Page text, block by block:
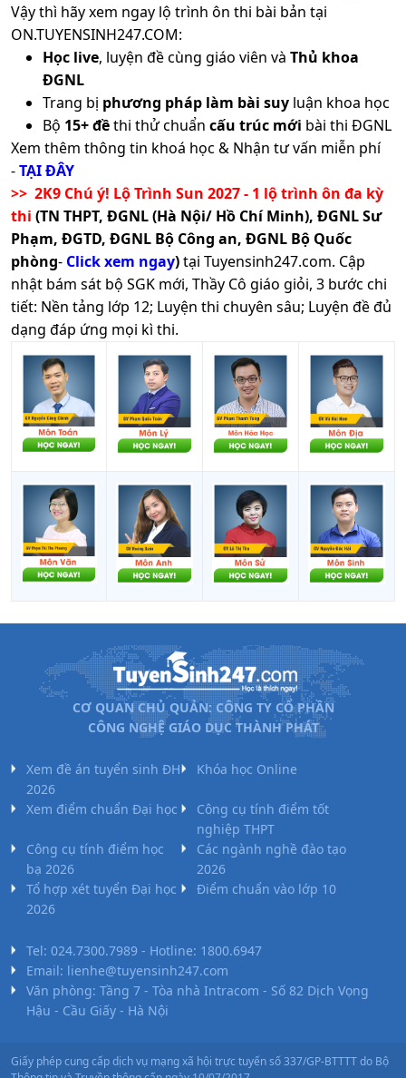
Vậy thì hãy xem ngay lộ trình ôn thi bài bản tại
ON.TUYENSINH247.COM:
Học live, luyện đề cùng giáo viên và Thủ khoa
ĐGNL
Trang bị phương pháp làm bài suy luận khoa học
Bộ 15+ đềthi thử chuẩn cấu trúc mới bài thi ĐGNL
Xem thêm thông tin khoá học & Nhận tư vấn miễn phí
-TẠI ĐÂY
>> 2K9 Chú ý! Lộ Trình Sun 2027 - 1 lộ trình ôn đa kỳ
thi (TN THPT, ĐGNL (Hà Nội/ Hồ Chí Minh), ĐGNL Sư
Phạm, ĐGTD, ĐGNL Bộ Công an, ĐGNL Bộ Quốc
phòng- Click xem ngay)tại Tuyensinh247.com. Cập
nhật bám sát bộ SGK mới, Thầy Cô giáo giỏi, 3 bước chi
tiết: Nền tảng lớp 12; Luyện thi chuyên sâu; Luyện đề đủ
dạng đáp ứng mọi kì thi.
CƠ QUAN CHỦ QUẢN: CÔNG TY CỔ PHẦN
CÔNG NGHỆ GIÁO DỤC THÀNH PHÁT
Xem đề án tuyển sinh ĐH
2026
Khóa học Online
Xem điểm chuẩn Đại học
Công cụ tính điểm tốt
nghiệp THPT
Công cụ tính điểm học
bạ 2026
Các ngành nghề đào tạo
2026
Tổ hợp xét tuyển Đại học
2026
Điểm chuẩn vào lớp 10
Tel: 024.7300.7989 - Hotline: 1800.6947
Email: lienhe@tuyensinh247.com
Văn phòng: Tầng 7 - Tòa nhà Intracom - Số 82 Dịch Vọng
Hậu - Cầu Giấy - Hà Nội
Giấy phép cung cấp dịch vụ mạng xã hội trực tuyến số 337/GP-BTTTT do Bộ